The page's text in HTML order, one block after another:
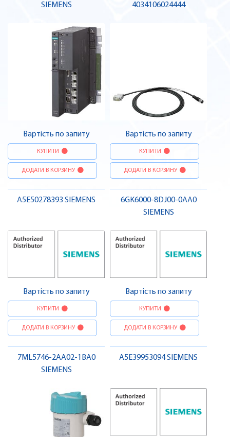
SIEMENS
Вартість по запиту
КУПИТИ
ДОДАТИ В КОРЗИНУ
4034106024444
Вартість по запиту
КУПИТИ
ДОДАТИ В КОРЗИНУ
A5E50278393 SIEMENS
Вартість по запиту
КУПИТИ
ДОДАТИ В КОРЗИНУ
6GK6000-8DJ00-0AA0
SIEMENS
Вартість по запиту
КУПИТИ
ДОДАТИ В КОРЗИНУ
7ML5746-2AA02-1BA0
SIEMENS
A5E39953094 SIEMENS